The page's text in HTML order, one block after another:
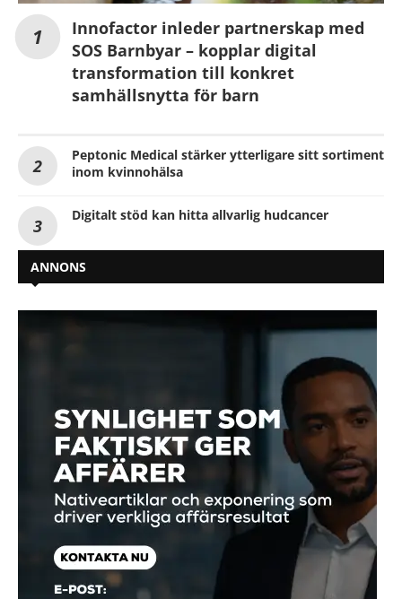
Innofactor inleder partnerskap med
SOS Barnbyar – kopplar digital
transformation till konkret
samhällsnytta för barn
Peptonic Medical stärker ytterligare sitt sortiment
inom kvinnohälsa
Digitalt stöd kan hitta allvarlig hudcancer
ANNONS